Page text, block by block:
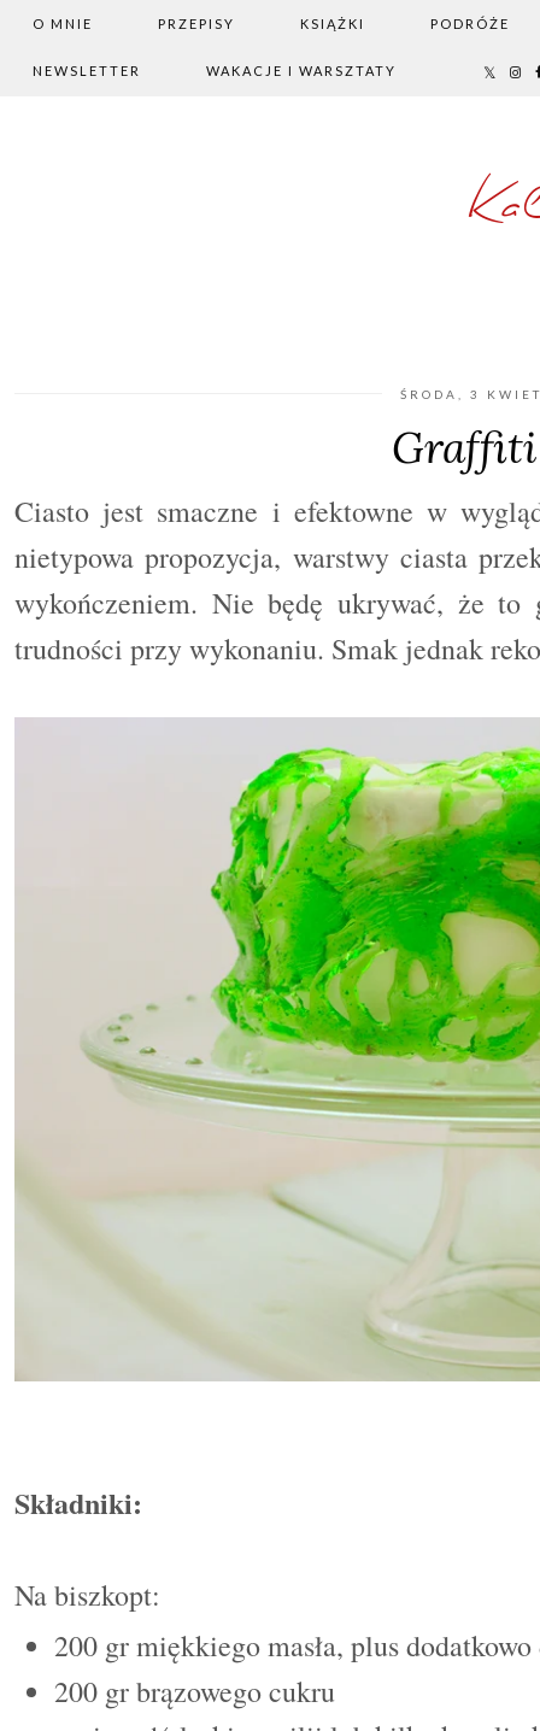
O MNIE PRZEPISY KSIĄŻKI PODRÓŻE
NEWSLETTER WAKACJE I WARSZTATY
ŚRODA, 3
Graffiti
Ciasto jest smaczne i efektowne w
nietypowa propozycja, warstwy ciasta
wykończeniem. Nie będę ukrywać, że to
trudności przy wykonaniu. Smak jednak
Składniki:
Na biszkopt:
200 grmiękkiego masła, plusdodatkowo
200 grbrązowego cukru